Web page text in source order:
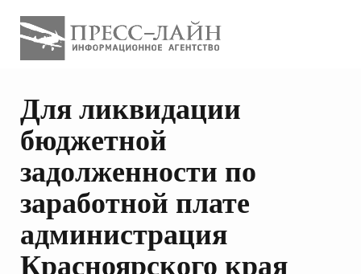
Для ликвидации
бюджетной
задолженности по
заработной плате
администрация
Красноярского края